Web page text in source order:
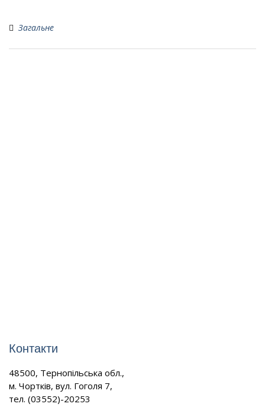
Загальне
Контакти
48500, Тернопільська обл.,
м. Чортків, вул. Гоголя 7,
тел. (03552)-20253